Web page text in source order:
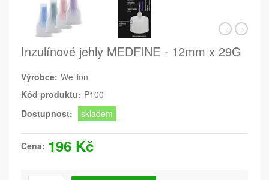
Inzulínové jehly MEDFINE - 12mm x 29G
Výrobce: Wellion
Kód produktu: P100
Dostupnost:
skladem
Cena: 196 Kč